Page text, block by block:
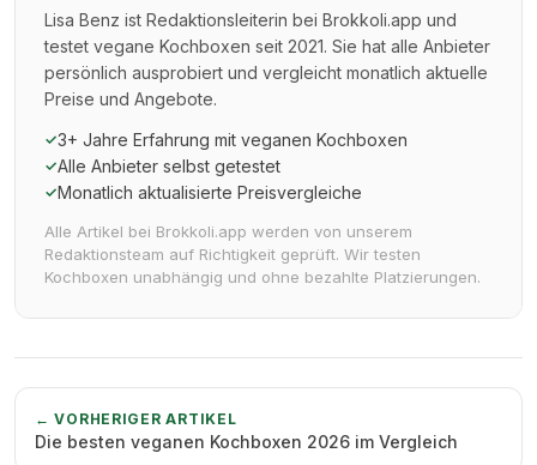
Lisa Benz ist Redaktionsleiterin bei Brokkoli.app und
testet vegane Kochboxen seit 2021. Sie hat alle Anbieter
persönlich ausprobiert und vergleicht monatlich aktuelle
Preise und Angebote.
✓3+ Jahre Erfahrung mit veganen Kochboxen
✓Alle Anbieter selbst getestet
✓Monatlich aktualisierte Preisvergleiche
Alle Artikel bei Brokkoli.app werden von unserem
Redaktionsteam auf Richtigkeit geprüft. Wir testen
Kochboxen unabhängig und ohne bezahlte Platzierungen.
← VORHERIGER ARTIKEL
Die besten veganen Kochboxen 2026 im Vergleich